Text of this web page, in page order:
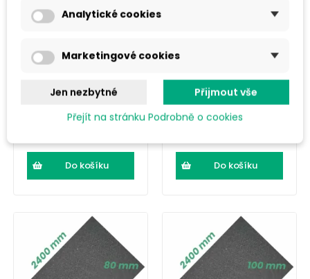
1000 × 50 mm
2 132 Kč
2 579,67 Kč s DPH
Do košíku
1000 × 60 mm
2 544 Kč
3 078,61 Kč s DPH
Do košíku
Analytické cookies
Marketingové cookies
Jen nezbytné
Přijmout vše
Přejít na stránku Podrobně o cookies